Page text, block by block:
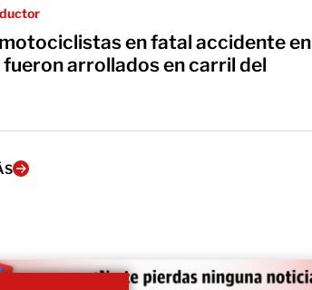
en fatal accidente en
arrollados en carril del